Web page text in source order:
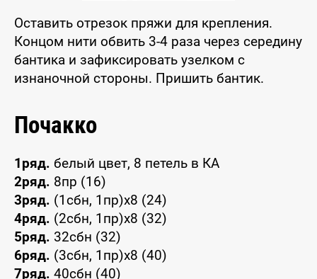
Оставить отрезок пряжи для крепления.
Концом нити обвить 3-4 раза через середину
бантика и зафиксировать узелком с
изнаночной стороны. Пришить бантик.
Почакко
1ряд. белый цвет, 8 петель в КА
2ряд. 8пр (16)
3ряд. (1сбн, 1пр)х8 (24)
4ряд. (2сбн, 1пр)х8 (32)
5ряд. 32сбн (32)
6ряд. (3сбн, 1пр)х8 (40)
7ряд. 40сбн (40)